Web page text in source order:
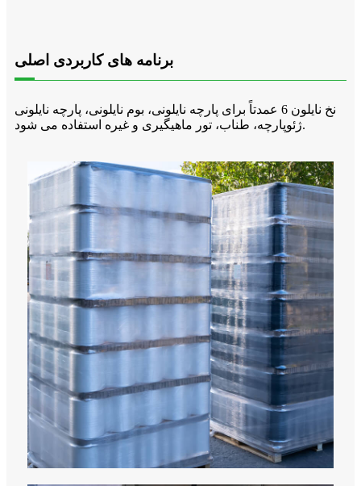
برنامه های کاربردی اصلی
نخ نایلون 6 عمدتاً برای پارچه نایلونی، بوم نایلونی، پارچه نایلونی
ژئوپارچه، طناب، تور ماهیگیری و غیره استفاده می شود.